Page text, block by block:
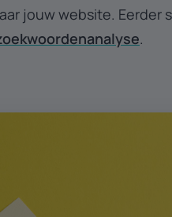
jouw website. Eerder
.